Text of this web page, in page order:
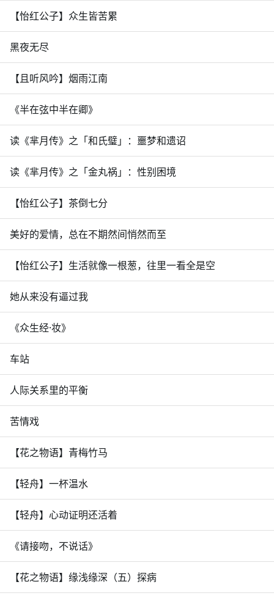
【怡红公子】众生皆苦累
黑夜无尽
【且听风吟】烟雨江南
《半在弦中半在卿》
读《芈月传》之「和氏璧」：噩梦和遗诏
读《芈月传》之「金丸祸」：性别困境
【怡红公子】茶倒七分
美好的爱情，总在不期然间悄然而至
【怡红公子】生活就像一根葱，往里一看全是空
她从来没有逼过我
《众生经·妆》
车站
人际关系里的平衡
苦情戏
【花之物语】青梅竹马
【轻舟】一杯温水
【轻舟】心动证明还活着
《请接吻，不说话》
【花之物语】缘浅缘深（五）探病